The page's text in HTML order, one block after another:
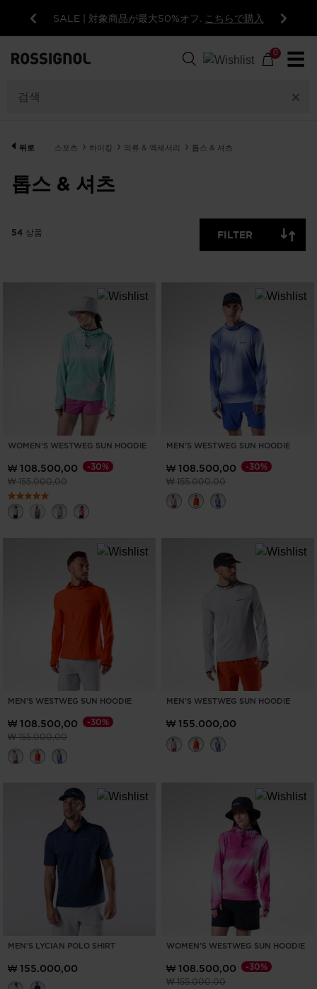
이
SALE | 対象商品が最大50%オフ. こちらで購入
다
0 ☰
뒤로 스포츠 하이킹 의류 & 액세서리 톱스 & 셔츠
톱스 & 셔츠
품
GENDER
CATEGORY
SIZE
사
APPLY
54 상품 FILTER
WOMEN'S WESTWEG SUN HOODIE
₩ 108.500,00
이전 가격 (insert amount)원 대비
₩ 155.000,00(insert amount)원으로 가격 인하
-30%
MEN'S WESTWEG SUN HOODIE
₩ 108.500,00
이전 가격 (insert amount)원 대비
₩ 155.000,00(insert amount)원으로
-30%
MEN'S WESTWEG SUN HOODIE
₩ 108.500,00
이전 가격 (insert amount)원 대비
₩ 155.000,00(insert amount)원으로 가격 인하
-30%
MEN'S WESTWEG SUN HOODIE
₩ 155.000,00
MEN'S LYCIAN POLO SHIRT
₩ 155.000,00
WOMEN'S WESTWEG SUN HOODIE
₩ 108.500,00
이전 가격 (insert amount)원 대비
₩ 155.000,00(insert amount)원으로
-30%